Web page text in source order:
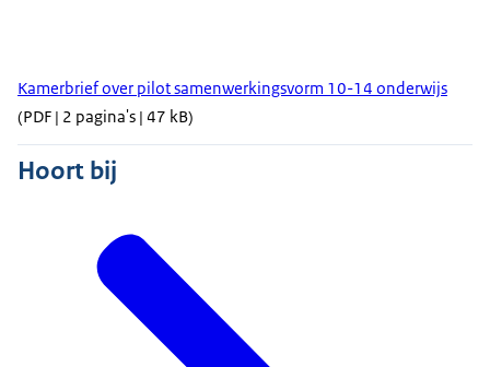
Kamerbrief over pilot samenwerkingsvorm 10-14 onderwijs
(PDF | 2 pagina's | 47 kB)
Hoort bij